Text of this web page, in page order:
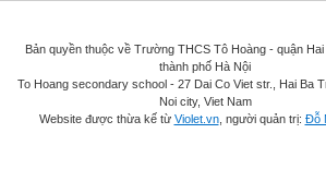
Bản quyền thuộc về Trường THCS Tô Hoàng - quận
thành phố Hà Nội
To Hoang secondary school - 27 Dai Co Viet str., Hai Ba
Noi city, Viet Nam
Website được thừa kế từ Violet.vn, người quản trị: Đỗ